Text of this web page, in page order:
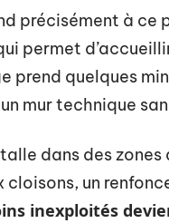
précisément à ce
permet
prend quelques
mur technique
dans des
un
inexploités